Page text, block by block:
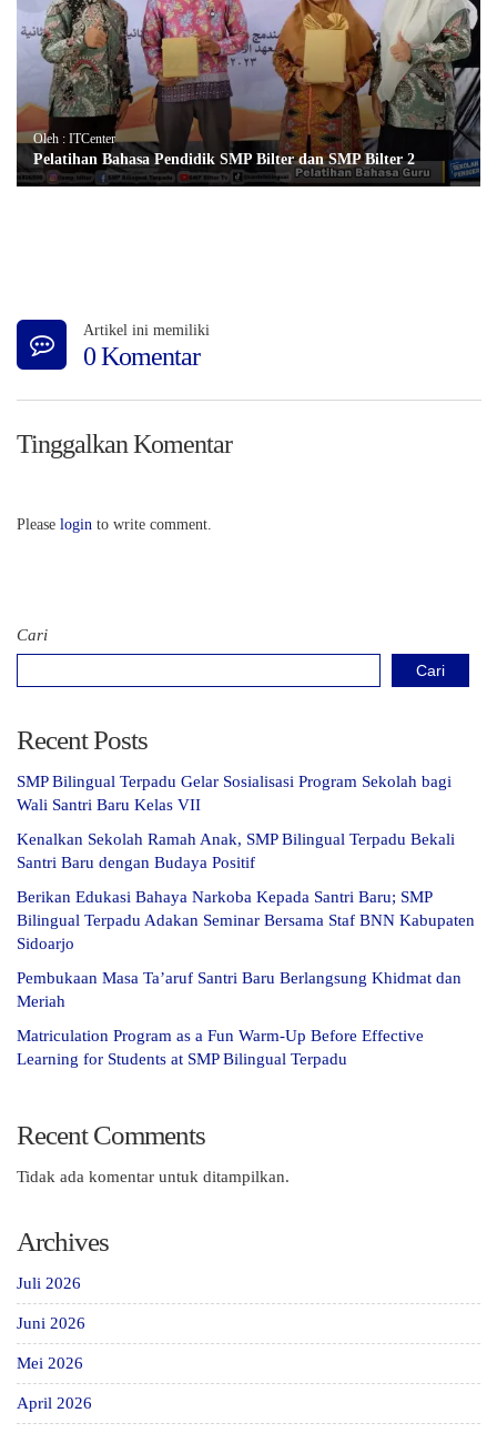
Oleh : ITCenter
Pelatihan Bahasa Pendidik SMP Bilter dan SMP Bilter 2
Artikel ini memiliki
0 Komentar
Tinggalkan Komentar
Please login to write comment.
Cari
Cari
Recent Posts
SMP Bilingual Terpadu Gelar Sosialisasi Program Sekolah bagi
Wali Santri Baru Kelas VII
Kenalkan Sekolah Ramah Anak, SMP Bilingual Terpadu Bekali
Santri Baru dengan Budaya Positif
Berikan Edukasi Bahaya Narkoba Kepada Santri Baru; SMP
Bilingual Terpadu Adakan Seminar Bersama Staf BNN Kabupaten
Sidoarjo
Pembukaan Masa Ta’aruf Santri Baru Berlangsung Khidmat dan
Meriah
Matriculation Program as a Fun Warm-Up Before Effective
Learning for Students at SMP Bilingual Terpadu
Recent Comments
Tidak ada komentar untuk ditampilkan.
Archives
Juli 2026
Juni 2026
Mei 2026
April 2026